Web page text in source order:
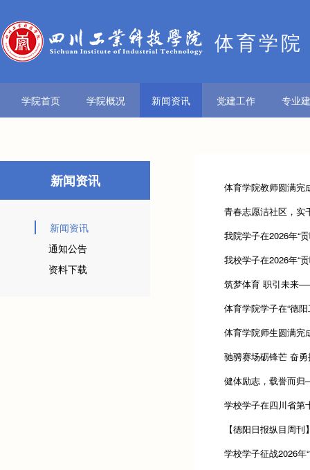
体育学院
学院首页 学院概况 新闻资讯 党建工作 专业
新闻资讯
新闻资讯
通知公告
资料下载
体育学院教师圆满完
青春志愿洁社区，实
我院学子在2026年“
我校学子在2026年“
筑梦体育 职引未来
体育学院学子在“德
体育学院师生圆满完
驰骋赛场砺锋芒 奋
健体励志，载誉而
学校学子在四川省第
【德阳日报纵目周
学校学子征战2026年